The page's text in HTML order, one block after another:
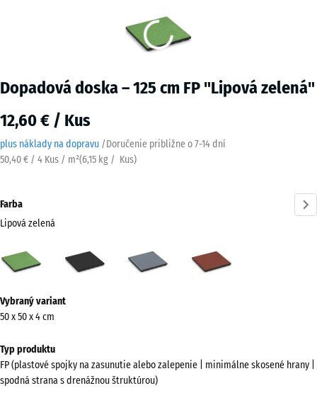
Dopadová doska – 125 cm FP "Lipová zelená"
12,60 € / Kus
plus náklady na dopravu /Doručenie približne o7-14 dní
50,40 € / 4 Kus / m²(6,15 kg / Kus)
Farba
Lipová zelená
zelená
informácií
o
Zobraziť
farebnú
Vybraný variant
50 x 50 x 4 cm
Typ produktu
FP (plastové spojky na zasunutie alebo zalepenie | minimálne skosené hrany |
spodná strana s drenážnou štruktúrou)